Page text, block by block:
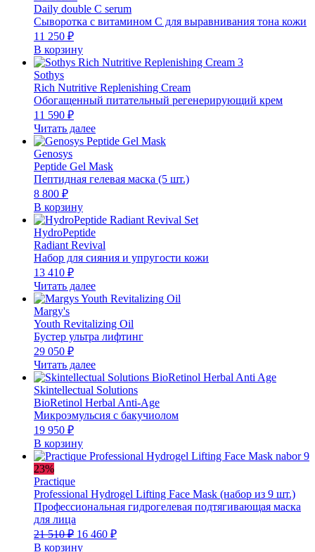
Daily double C serum
Сыворотка с витамином С для выравнивания тона кожи
11 250 ₽
В корзину
Sothys
Rich Nutritive Replenishing Cream
Обогащенный питательный регенерирующий крем
11 590 ₽
Читать далее
Genosys
Peptide Gel Mask
Пептидная гелевая маска (5 шт.)
8 800 ₽
В корзину
HydroPeptide
Radiant Revival
Набор для сияния и упругости кожи
13 410 ₽
Читать далее
Margy's
Youth Revitalizing Oil
Бустер ультра лифтинг
29 050 ₽
Читать далее
Skintellectual Solutions
BioRetinol Herbal Anti-Age
Микроэмульсия с бакучиолом
19 950 ₽
В корзину
23%
Practique
Professional Hydrogel Lifting Face Mask (набор из 9 шт.)
Профессиональная гидрогелевая подтягивающая маска
для лица
21 510₽ Первоначальная
цена
16 460 ₽Текущая
В корзину